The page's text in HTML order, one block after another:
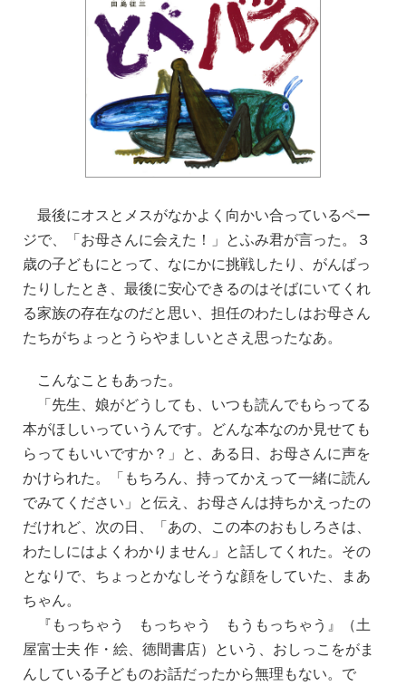
最後にオスとメスがなかよく向かい合っているペー
ジで、「お母さんに会えた！」とふみ君が言った。３
歳の子どもにとって、なにかに挑戦したり、がんばっ
たりしたとき、最後に安心できるのはそばにいてくれ
る家族の存在なのだと思い、担任のわたしはお母さん
たちがちょっとうらやましいとさえ思ったなあ。
こんなこともあった。
「先生、娘がどうしても、いつも読んでもらってる
本がほしいっていうんです。どんな本なのか見せても
らってもいいですか？」と、ある日、お母さんに声を
かけられた。「もちろん、持ってかえって一緒に読ん
でみてください」と伝え、お母さんは持ちかえったの
だけれど、次の日、「あの、この本のおもしろさは、
わたしにはよくわかりません」と話してくれた。その
となりで、ちょっとかなしそうな顔をしていた、まあ
ちゃん。
『もっちゃう もっちゃう もうもっちゃう』（土
屋富士夫 作・絵、徳間書店）という、おしっこをがま
んしている子どものお話だったから無理もない。で